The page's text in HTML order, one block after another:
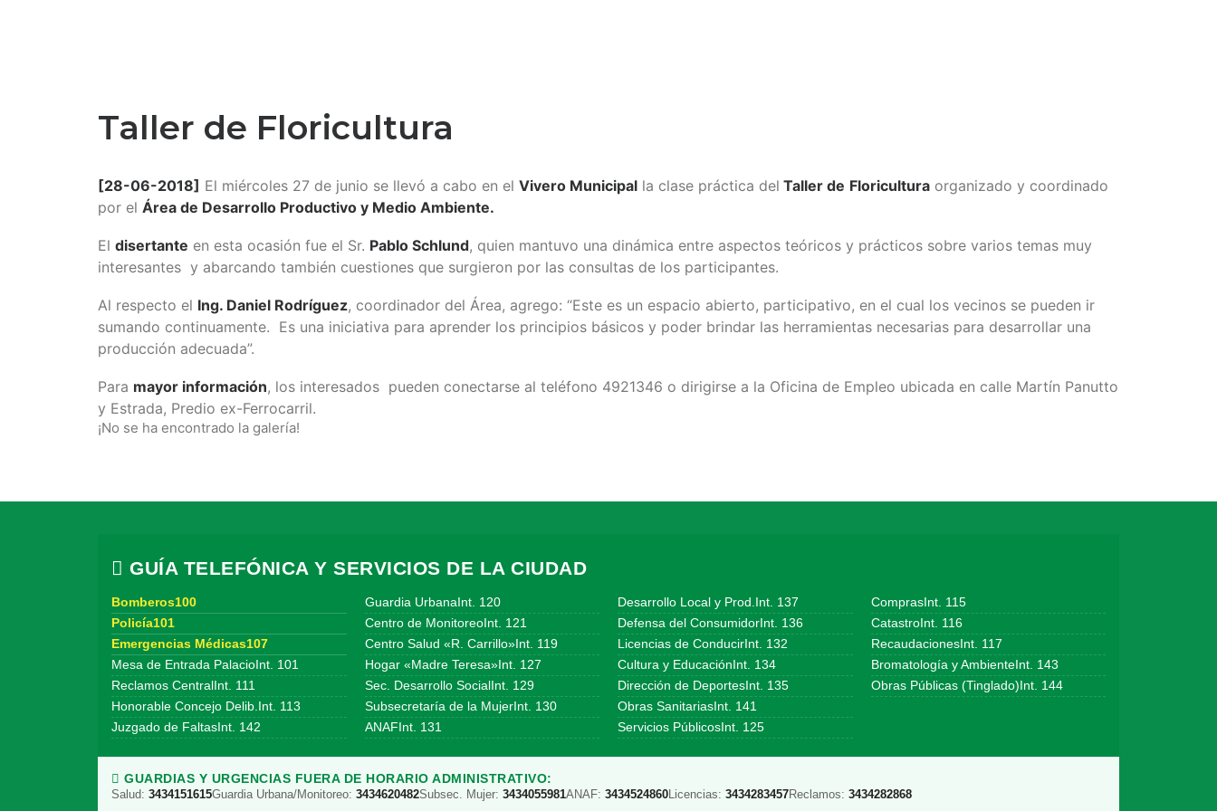
Taller de Floricultura
[28-06-2018] El miércoles 27 de junio se llevó a cabo en el Vivero Municipal la clase práctica del Taller de Floricultura organizado y coordinado
por el Área de Desarrollo Productivo y Medio Ambiente.
El disertante en esta ocasión fue el Sr. Pablo Schlund, quien mantuvo una dinámica entre aspectos teóricos y prácticos sobre varios temas muy
interesantes y abarcando también cuestiones que surgieron por las consultas de los participantes.
Al respecto el Ing. Daniel Rodríguez, coordinador del Área, agrego: “Este es un espacio abierto, participativo, en el cual los vecinos se pueden ir
sumando continuamente. Es una iniciativa para aprender los principios básicos y poder brindar las herramientas necesarias para desarrollar una
producción adecuada”.
Para mayor información, los interesados pueden conectarse al teléfono 4921346 o dirigirse a la Oficina de Empleo ubicada en calle Martín Panutto
y Estrada, Predio ex-Ferrocarril.
¡No se ha encontrado la galería!
GUÍA TELEFÓNICA Y SERVICIOS DE LA CIUDAD
Bomberos100
Policía101
Emergencias Médicas107
Mesa de Entrada PalacioInt. 101
Reclamos CentralInt. 111
Honorable Concejo Delib.Int. 113
Juzgado de FaltasInt. 142
Guardia UrbanaInt. 120
Centro de MonitoreoInt. 121
Centro Salud «R. Carrillo»Int. 119
Hogar «Madre Teresa»Int. 127
Sec. Desarrollo SocialInt. 129
Subsecretaría de la MujerInt. 130
ANAFInt. 131
Desarrollo Local y Prod.Int. 137
Defensa del ConsumidorInt. 136
Licencias de ConducirInt. 132
Cultura y EducaciónInt. 134
Dirección de DeportesInt. 135
Obras SanitariasInt. 141
Servicios PúblicosInt. 125
ComprasInt. 115
CatastroInt. 116
RecaudacionesInt. 117
Bromatología y AmbienteInt. 143
Obras Públicas (Tinglado)Int. 144
GUARDIAS Y URGENCIAS FUERA DE HORARIO ADMINISTRATIVO:
Salud: 3434151615Guardia Urbana/Monitoreo: 3434620482Subsec. Mujer: 3434055981ANAF: 3434524860Licencias: 3434283457Reclamos: 3434282868